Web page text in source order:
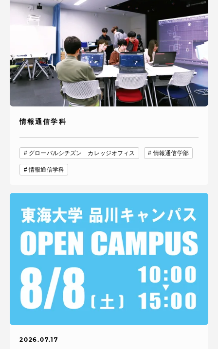
情報通信学科
グローバルシチズン カレッジオフィス 情報通信学部
情報通信学科
2026.07.17